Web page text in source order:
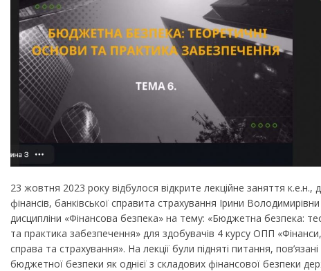
23 жовтня 2023 року відбулося відкрите лекційне заняття к.е.н.,
фінансів, банківської справита страхування Ірини
дисципліни «Фінансова безпека» на тему: «Бюджетна безпека:
та практика забезпечення» для здобувачів 4 курсу ОПП
справа та страхування». На лекції були підняті питання, пов’язані
бюджетної безпеки як однієї з складових фінансової безпеки